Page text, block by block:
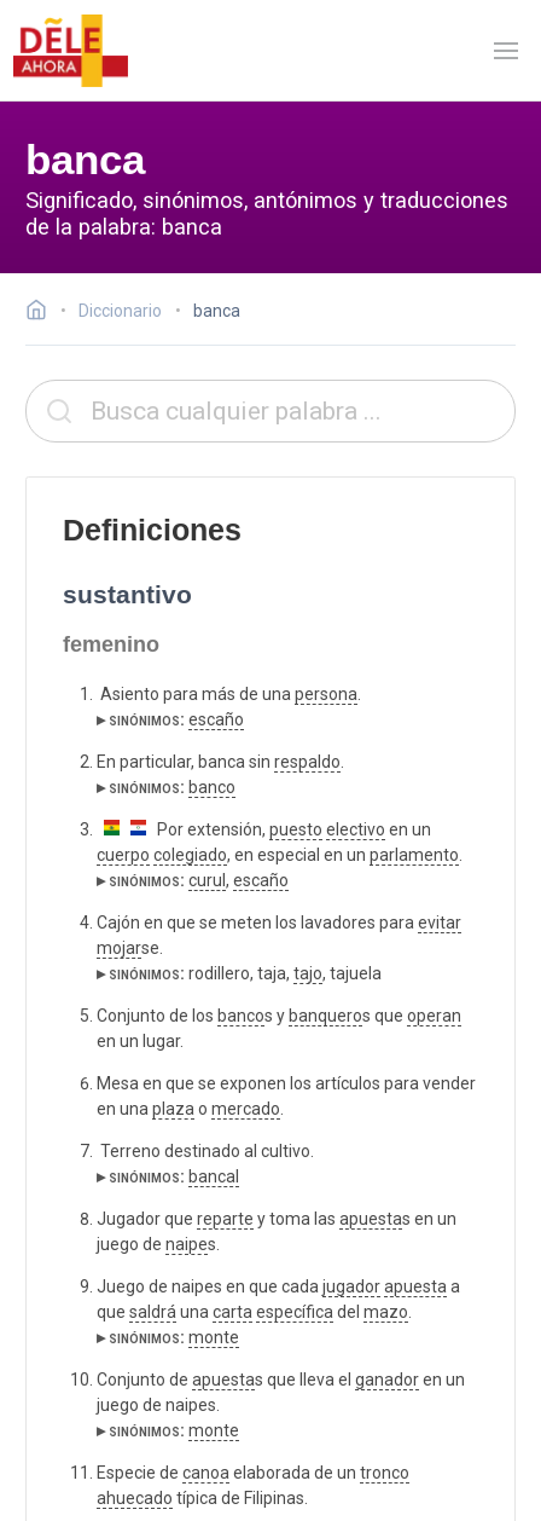
banca
Significado, sinónimos, antónimos y traducciones
de la palabra: banca
Diccionario banca
Definiciones
sustantivo
femenino
Asiento para más de una persona
▸ sinónimos: escaño
En particular, banca sin respaldo
▸ sinónimos: banco
Por extensión, puesto electivo en un
cuerpo colegiado, en especial en un parlamento
▸ sinónimos: curul , escaño
Cajón en que se meten los lavadores para evitar
mojarse.
▸ sinónimos: rodillero, taja, tajo, tajuela
Conjunto de los bancos y banqueros que operan
en un lugar.
Mesa en que se exponen los artículos para vender
en una plaza o mercado
Terreno destinado al cultivo.
▸ sinónimos: bancal
Jugador que reparte y toma las apuestas en un
juego de naipes.
Juego de naipes en que cada jugadorapuesta a
que saldrá una carta específica del mazo
▸ sinónimos: monte
Conjunto de apuestas que lleva el ganadoren un
juego de naipes.
▸ sinónimos: monte
Especie de canoa elaborada de un tronco
ahuecado típica de Filipinas.